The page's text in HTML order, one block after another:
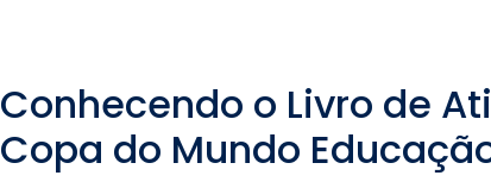
Conhecendo o Livro de
Copa do Mundo